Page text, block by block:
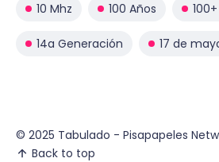
10 Mhz 100 Años
14a Generación 17 de
© 2025 Tabulado - Pisapapeles
Back to top